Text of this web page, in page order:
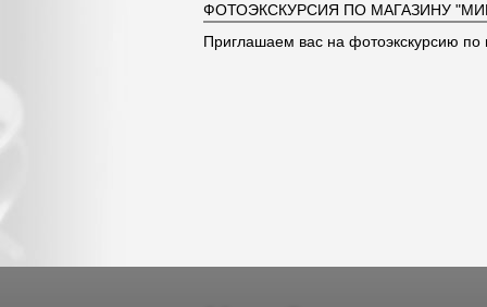
ФОТОЭКСКУРСИЯ ПО МАГАЗИНУ
Приглашаем вас на фотоэкскурсию по